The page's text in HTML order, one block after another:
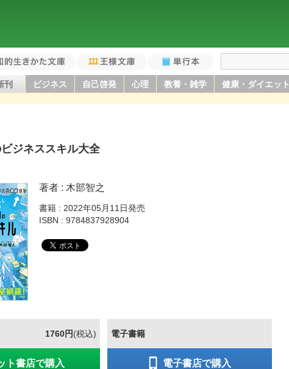
生きかた文庫 王様文庫 単行本
刊 ビジネス 自己啓発 心理 教養・雑学 健康・ダイエット
ジネススキル大全
著者 木部智之
書籍
2022年05月11日発売
ISBN
9784837928904
1760円(税込)
ト書店で購入
電子書籍
電子書店で購入